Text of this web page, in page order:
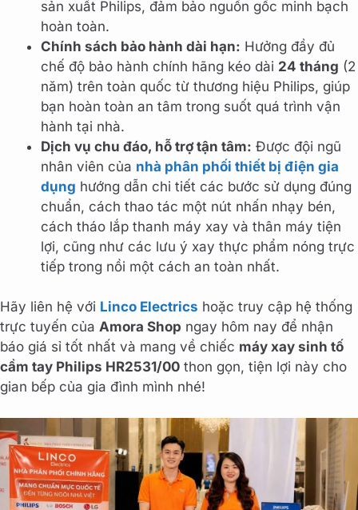
sản xuất Philips, đảm bảo nguồn gốc minh bạch
hoàn toàn.
Chính sách bảo hành dài hạn: Hưởng đầy đủ
chế độ bảo hành chính hãng kéo dài 24 tháng (2
năm) trên toàn quốc từ thương hiệu Philips, giúp
bạn hoàn toàn an tâm trong suốt quá trình vận
hành tại nhà.
Dịch vụ chu đáo, hỗ trợ tận tâm: Được đội ngũ
nhân viên của nhà phân phối thiết bị điện gia
dụng hướng dẫn chi tiết các bước sử dụng đúng
chuẩn, cách thao tác một nút nhấn nhạy bén,
cách tháo lắp thanh máy xay và thân máy tiện
lợi, cũng như các lưu ý xay thực phẩm nóng trực
tiếp trong nồi một cách an toàn nhất.
Hãy liên hệ với Linco Electrics hoặc truy cập hệ thống
trực tuyến của Amora Shop ngay hôm nay để nhận
báo giá sỉ tốt nhất và mang về chiếc máy xay sinh tố
cầm tay Philips HR2531/00 thon gọn, tiện lợi này cho
gian bếp của gia đình mình nhé!